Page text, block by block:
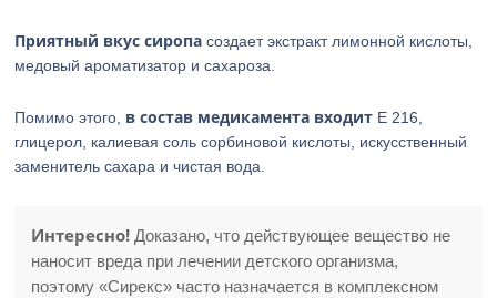
Приятный вкус сиропа создает экстракт лимонной кислоты,
медовый ароматизатор и сахароза.
Помимо этого, в состав медикамента входит Е 216,
глицерол, калиевая соль сорбиновой кислоты, искусственный
заменитель сахара и чистая вода.
Интересно! Доказано, что действующее вещество не
наносит вреда при лечении детского организма,
поэтому «Сирекс» часто назначается в комплексном